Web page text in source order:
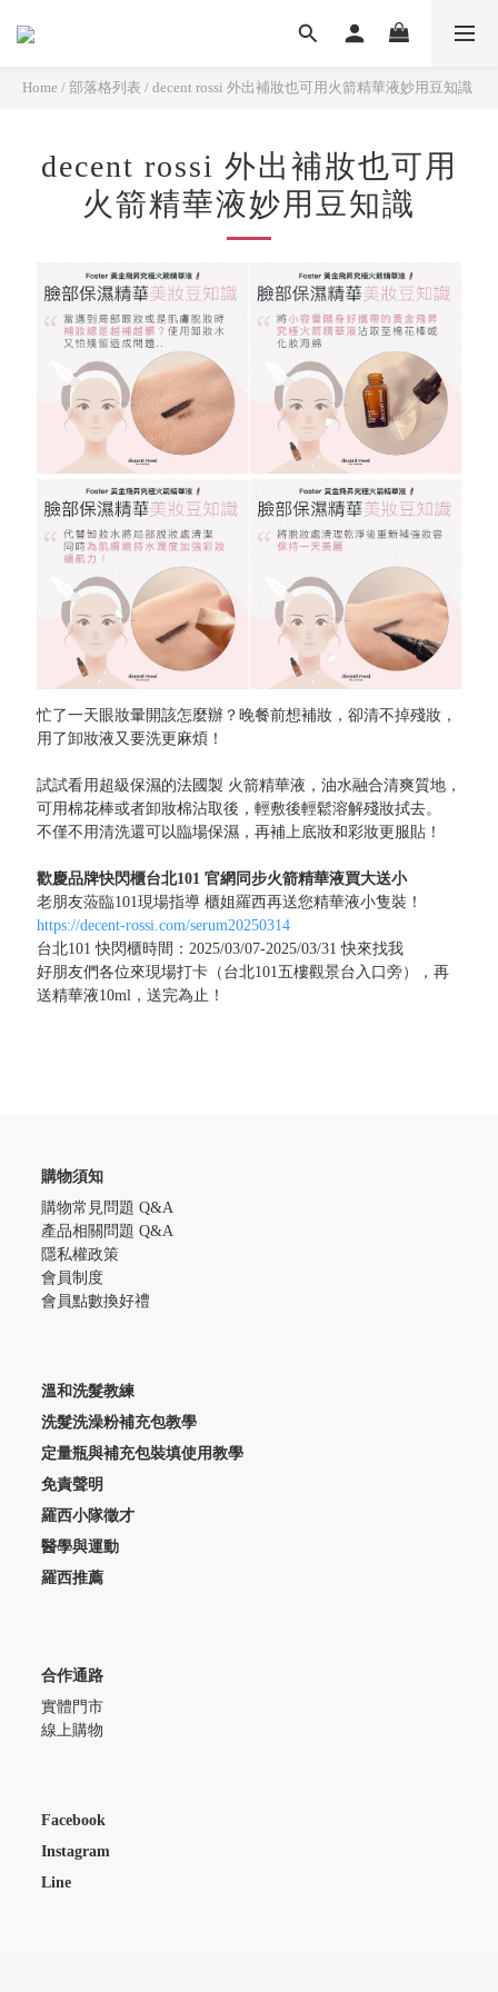
Home / 部落格列表 / decent rossi 外出補妝也可用火箭精華液妙用豆知識
decent rossi 外出補妝也可用
火箭精華液妙用豆知識
忙了一天眼妝暈開該怎麼辦？晚餐前想補妝，卻清不掉殘妝，
用了卸妝液又要洗更麻煩！
試試看用超級保濕的法國製 火箭精華液，油水融合清爽質地，
可用棉花棒或者卸妝棉沾取後，輕敷後輕鬆溶解殘妝拭去。
不僅不用清洗還可以臨場保濕，再補上底妝和彩妝更服貼！
歡慶品牌快閃櫃台北101 官網同步火箭精華液買大送小
老朋友蒞臨101現場指導 櫃姐羅西再送您精華液小隻裝！
https://decent-rossi.com/serum20250314
台北101 快閃櫃時間：2025/03/07-2025/03/31 快來找我
好朋友們各位來現場打卡（台北101五樓觀景台入口旁），再
送精華液10ml，送完為止！
購物須知
購物常見問題 Q&A
產品相關問題 Q&A
隱私權政策
會員制度
會員點數換好禮
溫和洗髮教練
洗髮洗澡粉補充包教學
定量瓶與補充包裝填使用教學
免責聲明
羅西小隊徵才
醫學與運動
羅西推薦
合作通路
實體門市
線上購物
Facebook
Instagram
Line